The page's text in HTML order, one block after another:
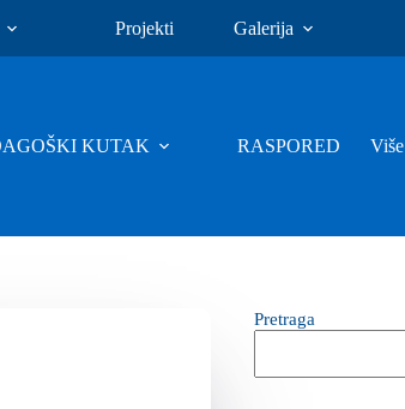
Projekti Galerija
KUTAK RASPORED Više
Pretraga